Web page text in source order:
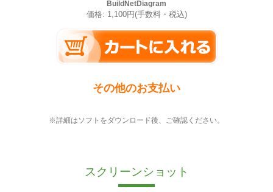
BuildNetDiagram
価格: 1,100円(手数料・税込)
その他のお支払い
※詳細はソフトをダウンロード後、ご確認ください。
スクリーンショット